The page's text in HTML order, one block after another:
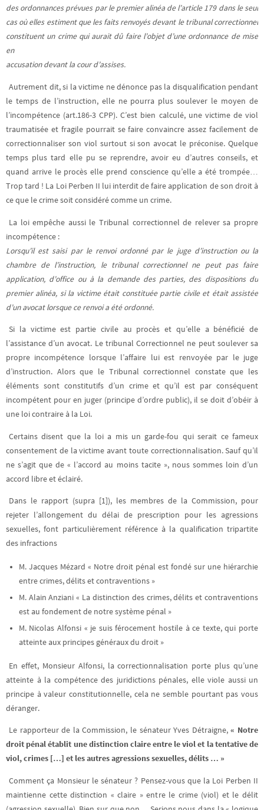
des ordonnances prévues par le premier alinéa de l’article 179 dans le seul
cas où elles estiment que les faits renvoyés devant le tribunal correctionnel
constituent un crime qui aurait dû faire l’objet d’une ordonnance de mise
en
accusation devant la cour d’assises.
Autrement dit, si la victime ne dénonce pas la disqualification pendant
le temps de l’instruction, elle ne pourra plus soulever le moyen de
l’incompétence (art.186-3 CPP). C’est bien calculé, une victime de viol
traumatisée et fragile pourrait se faire convaincre assez facilement de
correctionnaliser son viol surtout si son avocat le préconise. Quelque
temps plus tard elle pu se reprendre, avoir eu d’autres conseils, et
quand arrive le procès elle prend conscience qu’elle a été trompée…
Trop tard ! La Loi Perben II lui interdit de faire application de son droit à
ce que le crime soit considéré comme un crime.
La loi empêche aussi le Tribunal correctionnel de relever sa propre
incompétence :
Lorsqu’il est saisi par le renvoi ordonné par le juge d’instruction ou la
chambre de l’instruction, le tribunal correctionnel ne peut pas faire
application, d’office ou à la demande des parties, des dispositions du
premier alinéa, si la victime était constituée partie civile et était assistée
d’un avocat lorsque ce renvoi a été ordonné.
Si la victime est partie civile au procès et qu’elle a bénéficié de
l’assistance d’un avocat. Le tribunal Correctionnel ne peut soulever sa
propre incompétence lorsque l’affaire lui est renvoyée par le juge
d’instruction. Alors que le Tribunal correctionnel constate que les
éléments sont constitutifs d’un crime et qu’il est par conséquent
incompétent pour en juger (principe d’ordre public), il se doit d’obéir à
une loi contraire à la Loi.
Certains disent que la loi a mis un garde-fou qui serait ce fameux
consentement de la victime avant toute correctionnalisation. Sauf qu’il
ne s’agit que de « l’accord au moins tacite », nous sommes loin d’un
accord libre et éclairé.
Dans le rapport (supra [1]), les membres de la Commission, pour
rejeter l’allongement du délai de prescription pour les agressions
sexuelles, font particulièrement référence à la qualification tripartite
des infractions
M. Jacques Mézard « Notre droit pénal est fondé sur une hiérarchie
entre crimes, délits et contraventions »
M. Alain Anziani « La distinction des crimes, délits et contraventions
est au fondement de notre système pénal »
M. Nicolas Alfonsi « je suis férocement hostile à ce texte, qui porte
atteinte aux principes généraux du droit »
En effet, Monsieur Alfonsi, la correctionnalisation porte plus qu’une
atteinte à la compétence des juridictions pénales, elle viole aussi un
principe à valeur constitutionnelle, cela ne semble pourtant pas vous
déranger.
Le rapporteur de la Commission, le sénateur Yves Détraigne,« Notre
droit pénal établit une distinction claire entre le viol et la tentative de
viol, crimes […] et les autres agressions sexuelles, délits … »
Comment ça Monsieur le sénateur ? Pensez-vous que la Loi Perben II
maintienne cette distinction « claire » entre le crime (viol) et le délit